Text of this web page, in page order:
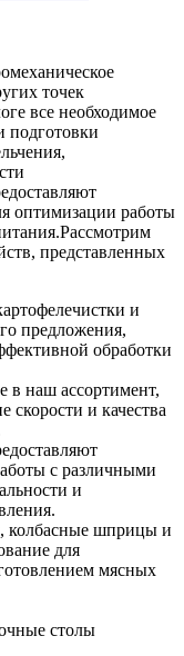
точек
все необходимое
подготовки
оптимизации работы
Рассмотрим
представленных
и
предложения,
обработки
наш ассортимент,
скорости и качества
с различными
и
колбасные шприцы и
для
мясных
столы